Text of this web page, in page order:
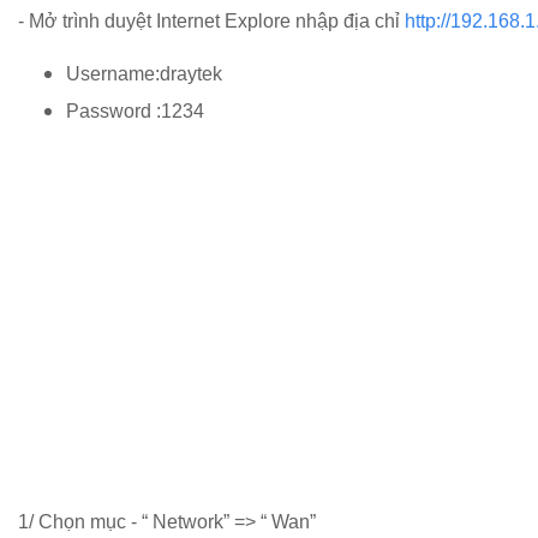
- Mở trình duyệt Internet Explore nhập địa chỉ http://
Username:draytek
Password :1234
1/ Chọn mục - “ Network” => “ Wan”